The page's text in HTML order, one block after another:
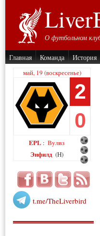
О футбольном
Главная Команда История
май, 19 (воскресенье)
2
0
EPL : Вулвз
Энфилд (H)
t.me/TheLiverbird